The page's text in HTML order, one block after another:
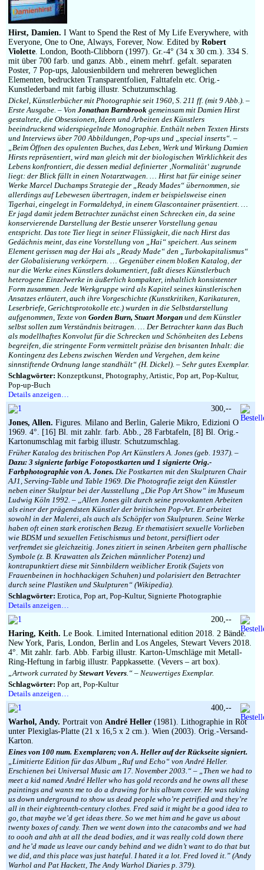
Hirst, Damien. I Want to Spend the Rest of My Life Everywhere, with
Everyone, One to One, Always, Forever, Now. Edited by Robert
Violette. London, Booth-Clibborn (1997). Gr.-4° (34 x 30 cm.). 334 S.
mit über 700 farb. und ganzs. Abb., einem mehrf. gefalt. separaten
Poster, 7 Pop-ups, Jalousienbildern und mehreren beweglichen
Elementen, bedruckten Transparentfolien, Falttafeln etc. Orig.-
Kunstlederband mit farbig illustr. Schutzumschlag.
Dickel, Künstlerbücher mit Photographie seit 1960, S. 211 ff. (mit 9 Abb.). –
Erste Ausgabe. – Von Jonathan Barnbrook gemeinsam mit Damien Hirst
gestaltete, die Obsessionen, Ideen und Arbeiten des Künstlers
beeindruckend widerspiegelnde Monographie. Enthält neben Texten Hirsts
und Interviews über 700 Abbildungen, Pop-ups und „special inserts“. –
„Beim Öffnen des opulenten Buches, das Leben, Werk und Wirkung Damien
Hirsts repräsentiert, wird man gleich mit der biologischen Wirklichkeit des
Lebens konfrontiert, die dessen medial definierter ‚Normalität‘ zugrunde
liegt: der Blick fällt in einen Notarztwagen. … Hirst hat für einige seiner
Werke Marcel Duchamps Strategie der „Ready Mades“ übernommen, sie
allerdings auf Lebewesen übertragen, indem er beispielsweise einen
Tigerhai, eingelegt in Formaldehyd, in einem Glascontainer präsentiert. …
Er jagd damit jedem Betrachter zunächst einen Schrecken ein, da seine
konservierende Darstellung der Bestie unserer Vorstellung genau
entspricht. Das tote Tier liegt in seiner Flüssigkeit, die nach Hirst das
Gedächnis meint, das eine Vorstellung von „Hai“ speichert. Aus seinem
Element gerissen mag der Hai als „Ready Made“ den „Turbokapitalismus“
der Globalisierung verkörpern. … Gegenüber einem bloßen Katalog, der
nur die Werke eines Künstlers dokumentiert, faßt dieses Künstlerbuch
heterogene Einzelwerke in äußerlich kompakter, inhaltlich konsistenter
Form zusammen. Jede Werkgruppe wird als Kapitel seines künstlerischen
Ansatzes erläutert, auch ihre Vorgeschichte (Kunstkritiken, Karikaturen,
Leserbriefe, Gerichtsprotokolle etc.) wurden in die Selbstdarstellung
aufgenommen, Texte von Gorden Burn, Stuart Morgan und dem Künstler
selbst sollen zum Verständnis beitragen. … Der Betrachter kann das Buch
als modellhaftes Konvolut für die Schrecken und Schönheiten des Lebens
begreifen, die stringente Form vermittelt präzise den brisanten Inhalt: die
Kontingenz des Lebens zwischen Werden und Vergehen, dem keine
sinnstiftende Ordnung lange standhält“ (H. Dickel). – Sehr gutes Exemplar.
Schlagwörter: Konzeptkunst, Photography, Artistic, Pop art, Pop-Kultur,
Pop-up-Buch
Details anzeigen…
Jones, Allen. Figures. Milano and Berlin, Galerie Mikro, Edizioni O
1969. 4°. [16] Bl. mit zahlr. farb. Abb., 28 Farbtafeln, [8] Bl. Orig.-
Kartonumschlag mit farbig illustr. Schutzumschlag.
Früher Katalog des britischen Pop Art Künstlers A. Jones (geb. 1937). –
Dazu: 3 signierte farbige Fotopostkarten und 1 signierte Orig.-
Farbphotographie von A. Jones. Die Postkarten mit den Skulpturen Chair
AJ1, Serving-Table und Table 1969. Die Photografie zeigt den Künstler
neben einer Skulptur bei der Ausstellung „Die Pop Art Show“ im Museum
Ludwig Köln 1992. – „Allen Jones gilt durch seine provokanten Arbeiten
als einer der prägendsten Künstler der britischen Pop-Art. Er arbeitet
sowohl in der Malerei, als auch als Schöpfer von Skulpturen. Seine Werke
haben oft einen stark erotischen Bezug. Er thematisiert sexuelle Vorlieben
wie BDSM und sexuellen Fetischismus und betont, persifliert oder
verfremdet sie gleichzeitig. Jones zitiert in seinen Arbeiten gern phallische
Symbole (z. B. Krawatten als Zeichen männlicher Potenz) und
kontrapunktiert diese mit Sinnbildern weiblicher Erotik (Sujets von
Frauenbeinen in hochhackigen Schuhen) und polarisiert den Betrachter
durch seine Plastiken und Skulpturen“ (Wikipedia).
Schlagwörter: Erotica, Pop art, Pop-Kultur, Signierte Photographie
Details anzeigen…
300,--
Haring, Keith. Le Book. Limited International edition 2018. 2 Bände.
New York, Paris, London, Berlin and Los Angeles, Stewart Vevers 2018.
4°. Mit zahlr. farb. Abb. Farbig illustr. Karton-Umschläge mit Metall-
Ring-Heftung in farbig illustr. Pappkassette. (Vevers – art box).
„Artwork currated by Stewart Vevers.“ – Neuwertiges Exemplar.
Schlagwörter: Pop art, Pop-Kultur
Details anzeigen…
200,--
Warhol, Andy. Portrait von André Heller (1981). Lithographie in Rot
unter Plexiglas-Platte (21 x 16,5 x 2 cm.). Wien (2003). Orig.-Versand-
Karton.
Eines von 100 num. Exemplaren; von A. Heller auf der Rückseite signiert.
„Limitierte Edition für das Album „Ruf und Echo“ von André Heller.
Erschienen bei Universal Music am 17. November 2003.“ – „Then we had to
meet a kid named André Heller who has gold records and he owns all these
paintings and wants me to do a drawing for his album cover. He was taking
us down underground to show us dead people who’re petrified and they’re
all in their eighteenth-century clothes. Fred said it might be a good idea to
go, that maybe we’d get ideas there. So we met him and he gave us about
twenty boxes of candy. Then we went down into the catacombs and we had
to oooh and ahh at all the dead bodies, and it was really cold down there
and he’d made us leave our candy behind and we didn’t want to do that but
we did, and this place was just hateful. I hated it a lot. Fred loved it.” (Andy
Warhol and Pat Hackett, The Andy Warhol Diaries p. 379).
400,--